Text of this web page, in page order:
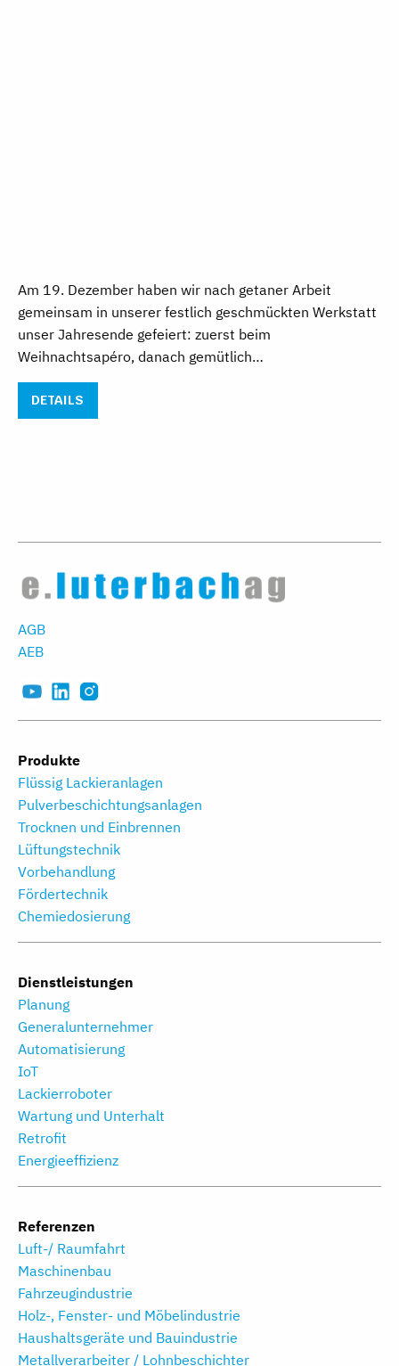
Am 19. Dezember haben wir nach getaner Arbeit
gemeinsam in unserer festlich geschmückten Werkstatt
unser Jahresende gefeiert: zuerst beim
Weihnachtsapéro, danach gemütlich…
DETAILS
AGB
AEB
Produkte
Flüssig Lackieranlagen
Pulverbeschichtungs­anlagen
Trocknen und Einbrennen
Lüftungstechnik
Vorbehandlung
Fördertechnik
Chemiedosierung
Dienstleistungen
Planung
Generalunternehmer
Automatisierung
IoT
Lackierroboter
Wartung und Unterhalt
Retrofit
Energieeffizienz
Referenzen
Luft-/ Raumfahrt
Maschinenbau
Fahrzeugindustrie
Holz-, Fenster- und Möbelindustrie
Haushaltsgeräte und Bauindustrie
Metallverarbeiter / Lohnbeschichter